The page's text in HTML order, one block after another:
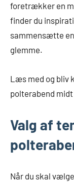
foretrækker en
finder du
sammensætte
glemme.
Læs med og bliv
polterabend
Valg af
Når du skal